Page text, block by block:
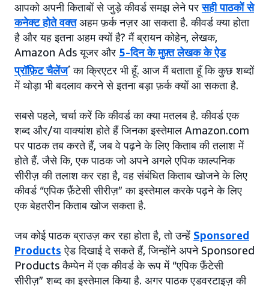
आपको अपनी किताबों से जुड़े कीवर्ड समझ लेने परसही पाठकों से
कनेक्ट होते वक्तअहम फ़र्क नज़र आ सकता है. कीवर्ड क्या होता
है और यह इतना अहम क्यों है? मैं ब्रायन कोहेन, लेखक,
Amazon Ads यूजर और 5-दिन के मुफ़्त लेखक के ऐड
प्रॉफ़िट चैलेंज* का क्रिएटर भी हूँ. आज मैं बताता हूँ कि कुछ शब्दों
में थोड़ा भी बदलाव करने से इतना बड़ा फ़र्क क्यों आ सकता है.
सबसे पहले, चर्चा करें कि कीवर्ड का क्या मतलब है. कीवर्ड एक
शब्द और/या वाक्यांश होते हैं जिनका इस्तेमाल Amazon.com
पर पाठक तब करते हैं, जब वे पढ़ने के लिए किताब की तलाश में
होते हैं. जैसे कि, एक पाठक जो अपने अगले एपिक काल्पनिक
सीरीज़ की तलाश कर रहा है, वह संबंधित किताब खोजने के लिए
कीवर्ड “एपिक फ़ैंटेसी सीरीज़” का इस्तेमाल करके पढ़ने के लिए
एक बेहतरीन किताब खोज सकता है.
जब कोई पाठक ब्राउज़ कर रहा होता है, तो उन्हें Sponsored
Products ऐड दिखाई दे सकते हैं, जिन्होंने अपने Sponsored
Products कैम्पेन में एक कीवर्ड के रूप में “एपिक फ़ैंटेसी
सीरीज़” शब्द का इस्तेमाल किया है. अगर पाठक एडवरटाइज़ की